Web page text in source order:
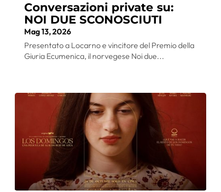
Conversazioni private su:
NOI DUE SCONOSCIUTI
Mag 13, 2026
Presentato a Locarno e vincitore del Premio della
Giuria Ecumenica, il norvegese Noi due...